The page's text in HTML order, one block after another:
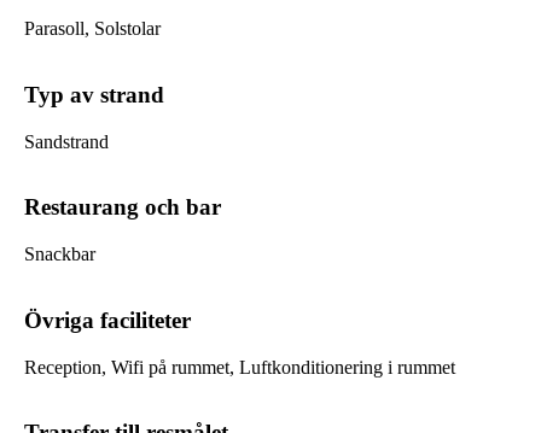
Parasoll, Solstolar
Typ av strand
Sandstrand
Restaurang och bar
Snackbar
Övriga faciliteter
Reception, Wifi på rummet, Luftkonditionering i rummet